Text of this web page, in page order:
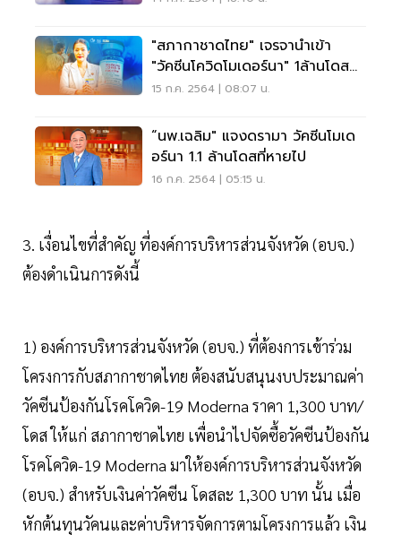
"สภากาชาดไทย" เจรจานำเข้า
"วัคซีนโควิดโมเดอร์นา" 1ล้านโดส
ให้ปชช.ฉีดฟรี
15 ก.ค. 2564 | 08:07 น.
“นพ.เฉลิม" แจงดรามา วัคซีนโมเด
อร์นา 1.1 ล้านโดสที่หายไป
16 ก.ค. 2564 | 05:15 น.
3. เงื่อนไขที่สำคัญ ที่องค์การบริหารส่วนจังหวัด (อบจ.)
ต้องดำเนินการดังนี้
1) องค์การบริหารส่วนจังหวัด (อบจ.) ที่ต้องการเข้าร่วม
โครงการกับสภากาชาดไทย ต้องสนับสนุนงบประมาณค่า
วัคซีนป้องกันโรคโควิด-19 Moderna ราคา 1,300 บาท/
โดส ให้แก่ สภากาชาดไทย เพื่อนำไปจัดซื้อวัคซีนป้องกัน
โรคโควิด-19 Moderna มาให้องค์การบริหารส่วนจังหวัด
(อบจ.) สำหรับเงินค่าวัคซีน โดสละ 1,300 บาท นั้น เมื่อ
หักต้นทุนวัคนและค่าบริหารจัดการตามโครงการแล้ว เงิน